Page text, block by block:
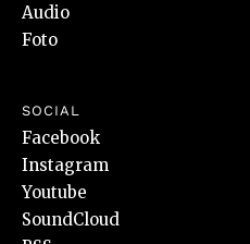
Audio
Foto
SOCIAL
Facebook
Instagram
Youtube
SoundCloud